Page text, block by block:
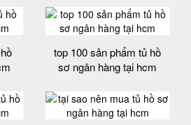
top 100 sản phẩm tủ hồ
sơ ngân hàng tại hcm